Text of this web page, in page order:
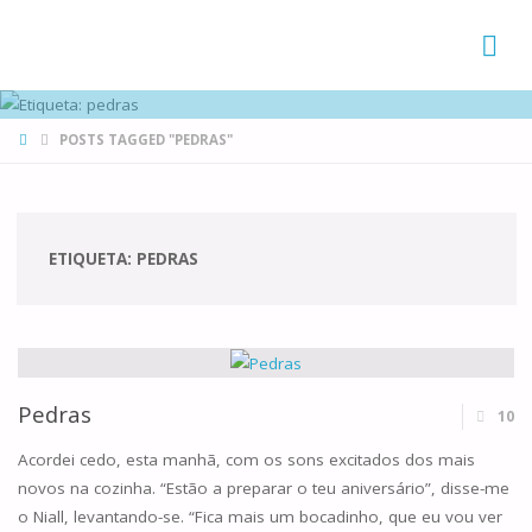
HOMEPOSTS TAGGED "PEDRAS"
ETIQUETA: PEDRAS
Pedras 10
Acordei cedo, esta manhã, com os sons excitados dos mais
novos na cozinha. “Estão a preparar o teu aniversário”, disse-me
o Niall, levantando-se. “Fica mais um bocadinho, que eu vou ver